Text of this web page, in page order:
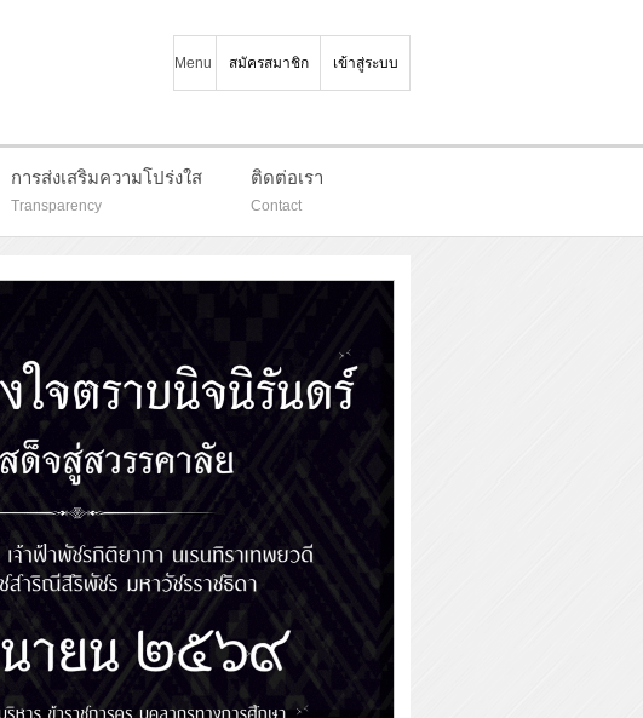
Menu สมัครสมาชิก เข้าสู่ระบบ
การส่งเสริมความโปร่งใส
Transparency
ติดต่อเรา
Contact